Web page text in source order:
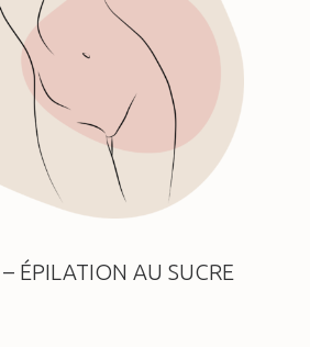
ÉPILATION AU SUCRE